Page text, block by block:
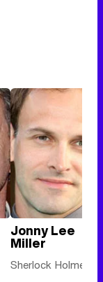
Jonny Lee
Miller
Sherlock Holmes